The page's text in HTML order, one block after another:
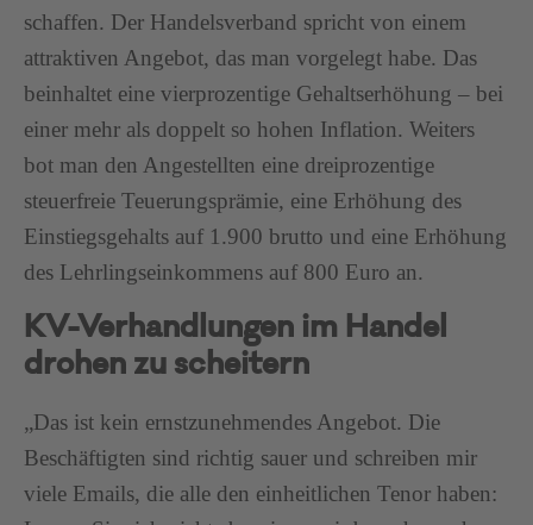
schaffen. Der Handelsverband spricht von einem
attraktiven Angebot, das man vorgelegt habe. Das
beinhaltet eine vierprozentige Gehaltserhöhung – bei
einer mehr als doppelt so hohen Inflation. Weiters
bot man den Angestellten eine dreiprozentige
steuerfreie Teuerungsprämie, eine Erhöhung des
Einstiegsgehalts auf 1.900 brutto und eine Erhöhung
des Lehrlingseinkommens auf 800 Euro an.
KV-Verhandlungen im Handel
drohen zu scheitern
„Das ist kein ernstzunehmendes Angebot. Die
Beschäftigten sind richtig sauer und schreiben mir
viele Emails, die alle den einheitlichen Tenor haben: